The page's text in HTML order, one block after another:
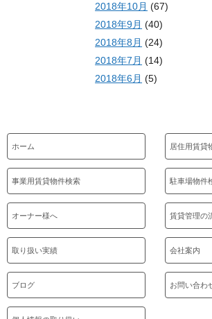
2018年10月 (67)
2018年9月 (40)
2018年8月 (24)
2018年7月 (14)
2018年6月 (5)
ホーム 居住用賃貸
事業用賃貸物件検索 駐車場物件
オーナー様へ 賃貸管理の
取り扱い実績 会社案内
ブログ お問い合わ